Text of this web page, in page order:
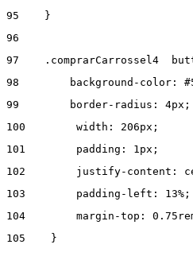
95
    }
96
97
.comprarCarrossel4
98
background-color:
99
        border-radius: 4px;
100
        width: 206px;
101
        padding: 1px;
102
justify-content:
103
        padding-left: 13%;
104
margin-top:
105
    }